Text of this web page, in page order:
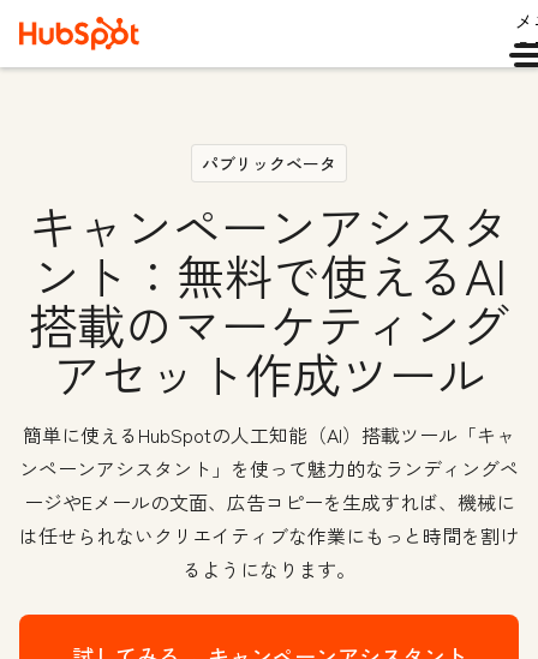
パブリックベータ
キャンペーンアシスタ
ント：無料で使えるAI
搭載のマーケティング
アセット作成ツール
簡単に使えるHubSpotの人工知能（AI）搭載ツール「キャ
ンペーンアシスタント」を使って魅力的なランディングペ
ージやEメールの文面、広告コピーを生成すれば、機械に
は任せられないクリエイティブな作業にもっと時間を割け
るようになります。